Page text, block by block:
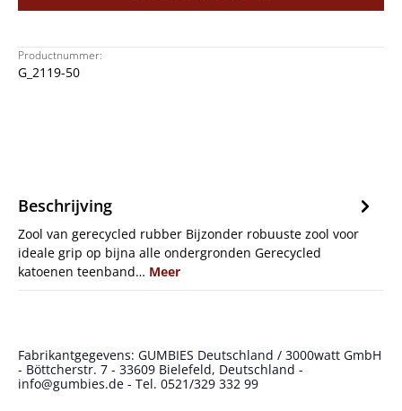
Productnummer:
G_2119-50
Beschrijving
Zool van gerecycled rubber Bijzonder robuuste zool voor
ideale grip op bijna alle ondergronden Gerecycled
katoenen teenband… Meer
Fabrikantgegevens: GUMBIES Deutschland / 3000watt GmbH
- Böttcherstr. 7 - 33609 Bielefeld, Deutschland -
info@gumbies.de - Tel. 0521/329 332 99